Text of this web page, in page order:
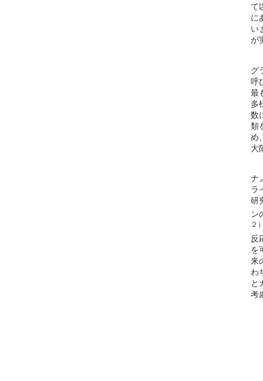
て
に
い
が
グ
呼
最
多
数
類
め
大
ナ
ラ
研
ン
２）
反
を
来
わ
と
考